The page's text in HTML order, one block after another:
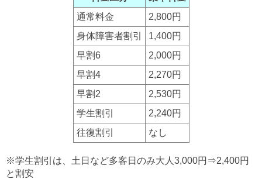
通常料金
2,800円
身体障害者割引
1,400円
早割6
2,000円
早割4
2,270円
早割2
2,530円
学生割引
2,240円
往復割引
なし
※学生割引は、土日など多客日のみ大人3,000円⇒2,400円
と割安